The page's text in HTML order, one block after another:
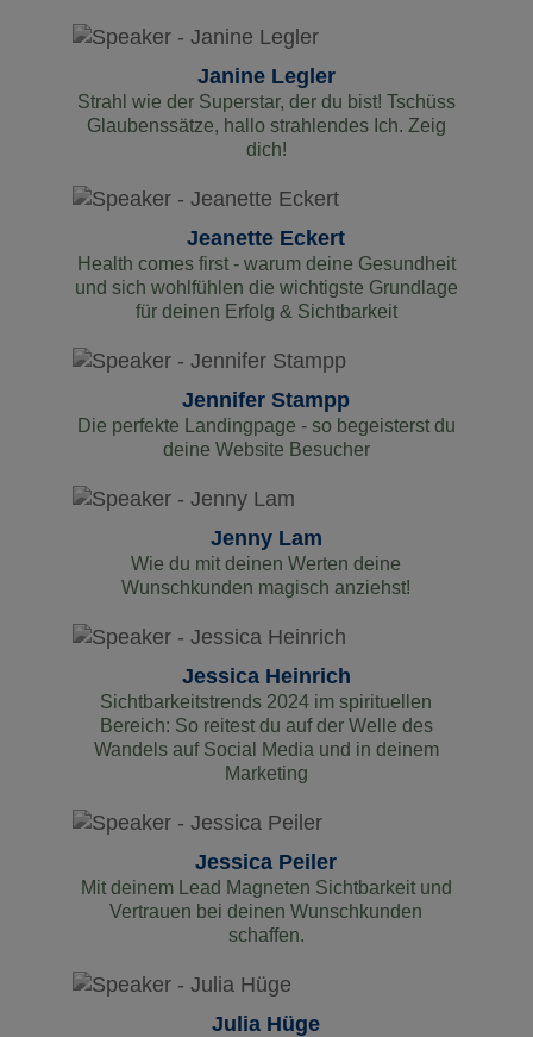
Janine Legler
Strahl wie der Superstar, der du bist! Tschüss
Glaubenssätze, hallo strahlendes Ich. Zeig
dich!
Jeanette Eckert
Health comes first - warum deine Gesundheit
und sich wohlfühlen die wichtigste Grundlage
für deinen Erfolg & Sichtbarkeit
Jennifer Stampp
Die perfekte Landingpage - so begeisterst du
deine Website Besucher
Jenny Lam
Wie du mit deinen Werten deine
Wunschkunden magisch anziehst!
Jessica Heinrich
Sichtbarkeitstrends 2024 im spirituellen
Bereich: So reitest du auf der Welle des
Wandels auf Social Media und in deinem
Marketing
Jessica Peiler
Mit deinem Lead Magneten Sichtbarkeit und
Vertrauen bei deinen Wunschkunden
schaffen.
Julia Hüge